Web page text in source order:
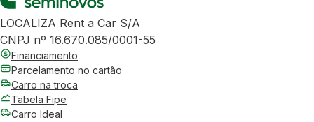
LOCALIZA Rent a Car S/A
CNPJ nº 16.670.085/0001-55
Financiamento
Parcelamento no cartão
Carro na troca
Tabela Fipe
Carro Ideal